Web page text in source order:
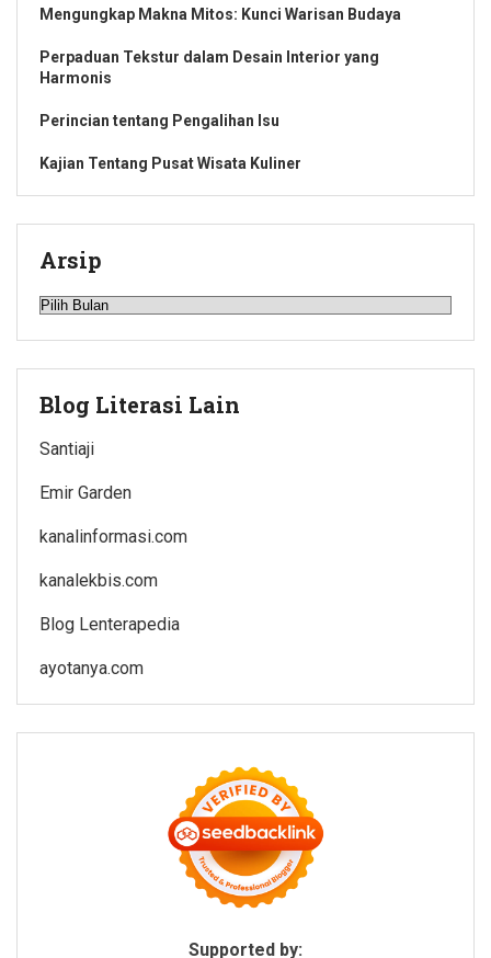
Mengungkap Makna Mitos: Kunci Warisan Budaya
Perpaduan Tekstur dalam Desain Interior yang
Harmonis
Perincian tentang Pengalihan Isu
Kajian Tentang Pusat Wisata Kuliner
Arsip
Arsip
Blog Literasi Lain
Santiaji
Emir Garden
kanalinformasi.com
kanalekbis.com
Blog Lenterapedia
ayotanya.com
Supported by: